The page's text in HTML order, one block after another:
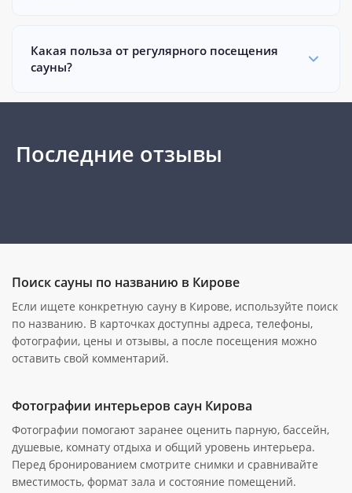
Какая польза от регулярного посещения
сауны?
Последние отзывы
Поиск сауны по названию в Кирове
Если ищете конкретную сауну в Кирове, используйте поиск
по названию. В карточках доступны адреса, телефоны,
фотографии, цены и отзывы, а после посещения можно
оставить свой комментарий.
Фотографии интерьеров саун Кирова
Фотографии помогают заранее оценить парную, бассейн,
душевые, комнату отдыха и общий уровень интерьера.
Перед бронированием смотрите снимки и сравнивайте
вместимость, формат зала и состояние помещений.